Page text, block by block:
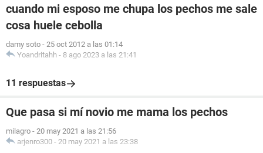
cuando mi esposo me chupa los pechos me sale
cosa huele cebolla
damy soto - 25 oct 2012 a las 01:14
Yoandritahh - 8 ago 2023 a las 21:41
11 respuestas
Que pasa si mí novio me mama los pechos
milagro - 20 may 2021 a las 21:56
arjenro300 - 20 may 2021 a las 23:38